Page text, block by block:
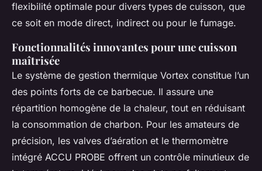
flexibilité optimale pour divers types de cuisson, que
ce soit en mode direct, indirect ou pour le fumage.
Fonctionnalités innovantes pour une cuisson
maîtrisée
Le système de gestion thermique Vortex constitue l’un
des points forts de ce barbecue. Il assure une
répartition homogène de la chaleur, tout en réduisant
la consommation de charbon. Pour les amateurs de
précision, les valves d’aération et le thermomètre
intégré ACCU PROBE offrent un contrôle minutieux de